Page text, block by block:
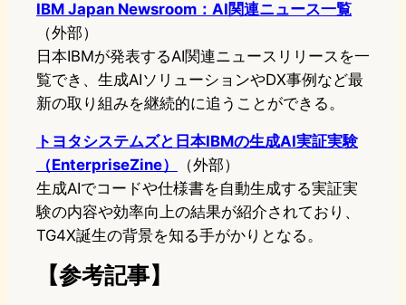
IBM Japan Newsroom：AI関連ニュース一覧
（外部）
日本IBMが発表するAI関連ニュースリリースを一
覧でき、生成AIソリューションやDX事例など最
新の取り組みを継続的に追うことができる。
トヨタシステムズと日本IBMの生成AI実証実験
（EnterpriseZine）
（外部）
生成AIでコードや仕様書を自動生成する実証実
験の内容や効率向上の結果が紹介されており、
TG4X誕生の背景を知る手がかりとなる。
【参考記事】